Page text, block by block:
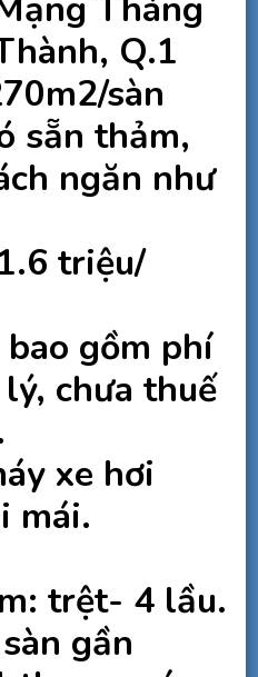
Q.1
sàn
sẵn thảm,
ngăn như
triệu/
gồm phí
chưa thuế
xe hơi
mái.
trệt- 4 lầu.
gần